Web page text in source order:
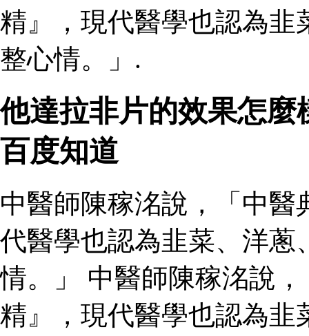
精』，現代醫學也認為韭
整心情。」.
他達拉非片的效果怎
百度知道
中醫師陳稼洺說，「中
代醫學也認為韭菜、洋蔥
情。」 中醫師陳稼洺說
精』，現代醫學也認為韭